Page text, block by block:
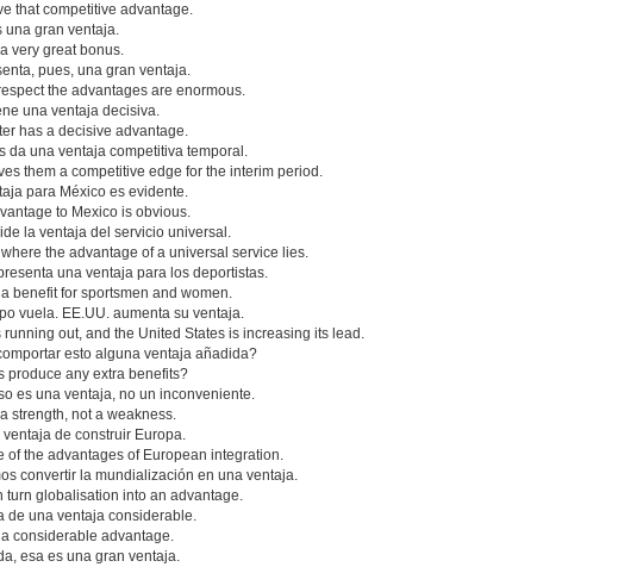
that competitive advantage.
una gran ventaja.
very great bonus.
pues, una gran ventaja.
the advantages are enormous.
una ventaja decisiva.
has a decisive advantage.
da una ventaja competitiva temporal.
them a competitive edge for the interim period.
para México es evidente.
to Mexico is obvious.
la ventaja del servicio universal.
the advantage of a universal service lies.
una ventaja para los deportistas.
benefit for sportsmen and women.
vuela. EE.UU. aumenta su ventaja.
running out, and the United States is increasing its lead.
esto alguna ventaja añadida?
produce any extra benefits?
es una ventaja, no un inconveniente.
strength, not a weakness.
ventaja de construir Europa.
of the advantages of European integration.
convertir la mundialización en una ventaja.
turn globalisation into an advantage.
de una ventaja considerable.
considerable advantage.
esa es una gran ventaja.